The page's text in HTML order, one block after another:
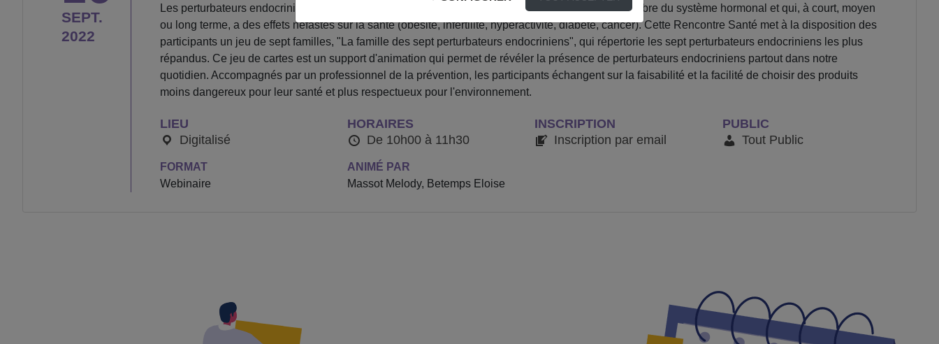
SEPT.
2022
Les perturbateurs endocriniens sont des molécules chimiques dont l'action engendre un déséquilibre du système hormonal et qui, à court, moyen
ou long terme, a des effets néfastes sur la santé (obésité, infertilité, hyperactivité, diabète, cancer). Cette Rencontre Santé met à la disposition des
participants un jeu de sept familles, "La famille des sept perturbateurs endocriniens", qui répertorie les sept perturbateurs endocriniens les plus
répandus. Ce jeu de cartes est un support d'animation qui permet de révéler la présence de perturbateurs endocriniens partout dans notre
quotidien. Accompagnés par un professionnel de la prévention, les participants échangent sur la faisabilité et la facilité de choisir des produits
moins dangereux pour leur santé et plus respectueux pour l'environnement.
LIEU
Digitalisé
HORAIRES
De 10h00 à 11h30
INSCRIPTION
Inscription par email
PUBLIC
Tout Public
FORMAT
Webinaire
ANIMÉ PAR
Massot Melody, Betemps Eloise